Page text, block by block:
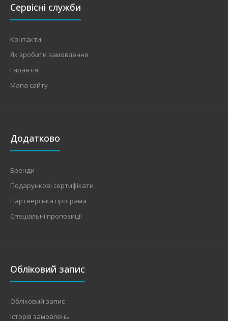
Сервісні служби
Контакти
Як зробити замовлення
Гарантія
Мапа сайту
Додатково
Бренди
Подарункові сертифікати
Партнерська програма
Спеціальні пропозиції
Обліковий запис
Обліковий запис
Історія замовлень